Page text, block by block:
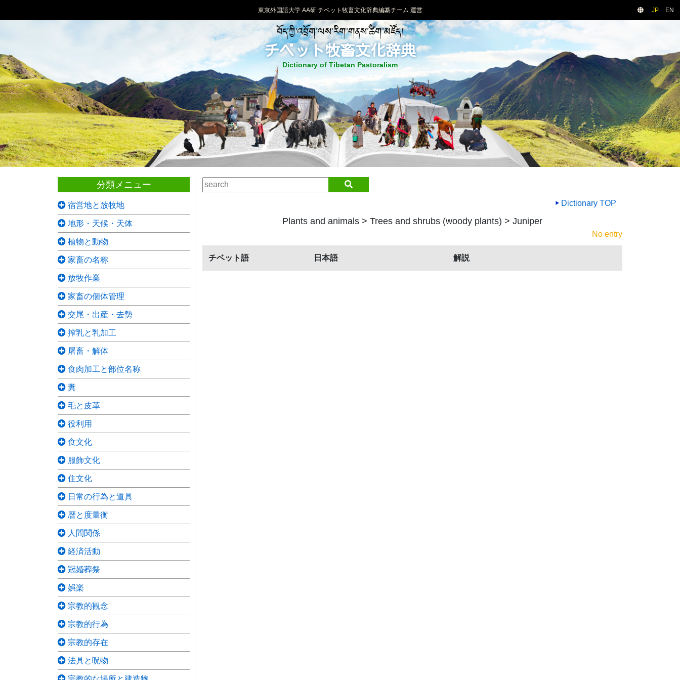
東京外国語大学 AA研 チベット牧畜文化辞典編纂チーム 運営 JP EN
བོད་ཀྱི་འབྲོག་ལས་རིག་གནས་ཚིག་མཛོད།
チベット牧畜文化辞典
Dictionary of Tibetan Pastoralism
分類メニュー
宿営地と放牧地
地形・天候・天体
植物と動物
家畜の名称
放牧作業
家畜の個体管理
交尾・出産・去勢
搾乳と乳加工
屠畜・解体
食肉加工と部位名称
糞
毛と皮革
役利用
食文化
服飾文化
住文化
日常の行為と道具
暦と度量衡
人間関係
経済活動
冠婚葬祭
娯楽
宗教的観念
宗教的行為
宗教的存在
法具と呪物
Dictionary TOP
Plants and animals > Trees and shrubs (woody plants) > Juniper
No entry
チベット語 日本語 解説